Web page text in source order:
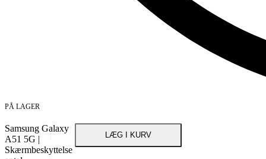
PÅ LAGER
Samsung Galaxy
A51 5G |
Skærmbeskyttelse
LÆG I KURV